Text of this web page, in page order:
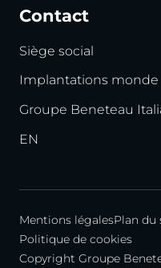
Contact
Siège social
Implantations monde
Groupe Beneteau
EN
Mentions légalesPlan du
Politique de cookies
Copyright Groupe